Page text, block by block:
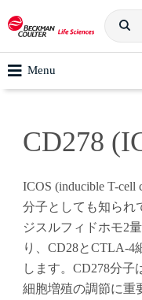
Menu
CD278
ICOS (inducible T-cell
分子としても知られ
ジスルフィドホモ2
り、CD28とCTLA-4
します。CD278分子
細胞増殖の調節に重